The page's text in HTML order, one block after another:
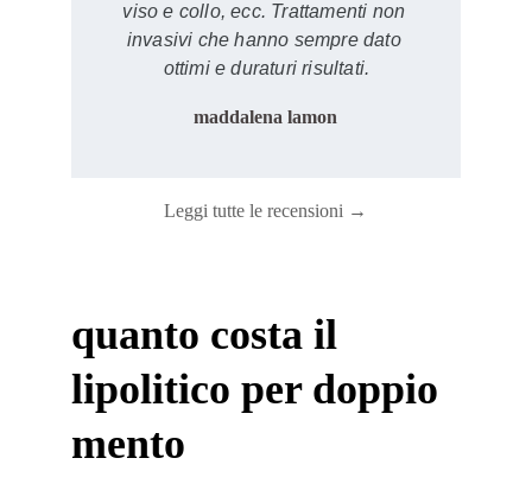
viso e collo, ecc. Trattamenti non
invasivi che hanno sempre dato
ottimi e duraturi risultati.
maddalena lamon
Leggi tutte le recensioni →
quanto costa il
lipolitico per doppio
mento